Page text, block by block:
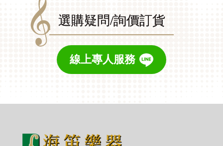
選購疑問/詢價訂貨
線上專人服務